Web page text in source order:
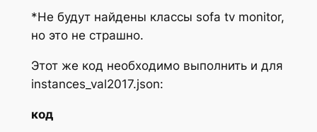
*Не будут найдены классы sofa tv monitor,
но это не страшно.
Этот же код необходимо выполнить и для
instances_val2017.json:
код